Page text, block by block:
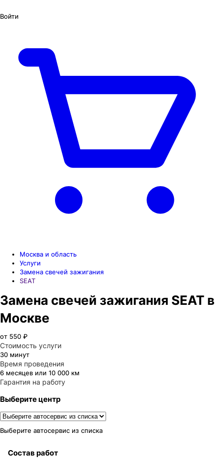
Войти
Москва и область
Услуги
Замена свечей зажигания
SEAT
Замена свечей зажигания SEAT в
Москве
от 550 ₽
Стоимость услуги
30 минут
Время проведения
6 месяцев или 10 000 км
Гарантия на работу
Выберите центр
Выберите автосервис из списка
Состав работ